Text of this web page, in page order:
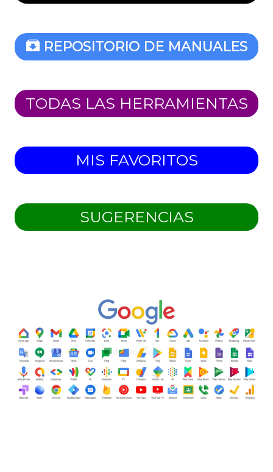
REPOSITORIO DE MANUALES
TODAS LAS HERRAMIENTAS
MIS FAVORITOS
SUGERENCIAS